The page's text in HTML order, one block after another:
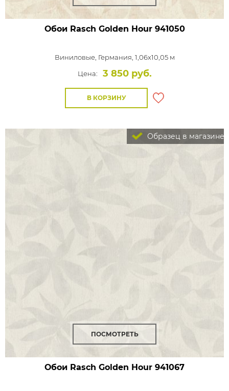
Обои Rasch Golden Hour941050
Виниловые, Германия, 1,06x10,05 м
Цена:
3 850 руб.
В КОРЗИНУ
Образец в магазине
ПОСМОТРЕТЬ
Обои Rasch Golden Hour 941067